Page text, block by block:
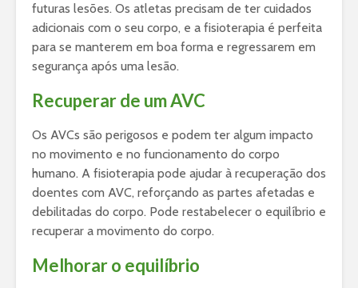
futuras lesões. Os atletas precisam de ter cuidados
adicionais com o seu corpo, e a fisioterapia é perfeita
para se manterem em boa forma e regressarem em
segurança após uma lesão.
Recuperar de um AVC
Os AVCs são perigosos e podem ter algum impacto
no movimento e no funcionamento do corpo
humano. A fisioterapia pode ajudar à recuperação dos
doentes com AVC, reforçando as partes afetadas e
debilitadas do corpo. Pode restabelecer o equilíbrio e
recuperar a movimento do corpo.
Melhorar o equilíbrio